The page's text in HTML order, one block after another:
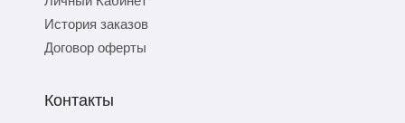
История заказов
Договор оферты
Контакты